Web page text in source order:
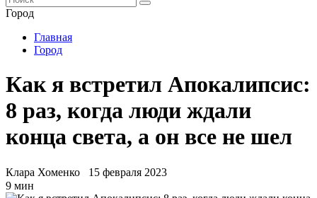
Город
Главная
Город
Как я встретил Апокалипсис:
8 раз, когда люди ждали
конца света, а он все не шел
Клара Хоменко
15 февраля 2023
9 мин